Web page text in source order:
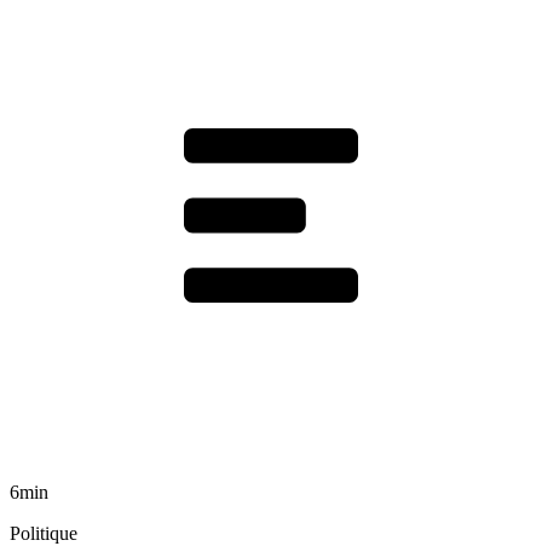
6min
Politique